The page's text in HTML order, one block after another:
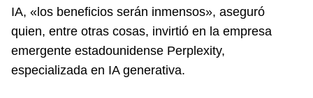
IA, «los beneficios serán inmensos», aseguró
quien, entre otras cosas, invirtió en la empresa
emergente estadounidense Perplexity,
especializada en IA generativa.